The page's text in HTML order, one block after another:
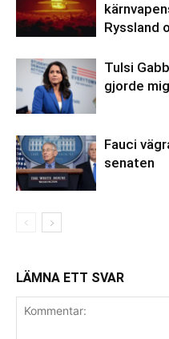
Ryssland
Tulsi
gjorde
Fauci
senaten
LÄMNA ETT SVAR